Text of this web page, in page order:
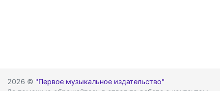
2026 © "Первое музыкальное издательство"